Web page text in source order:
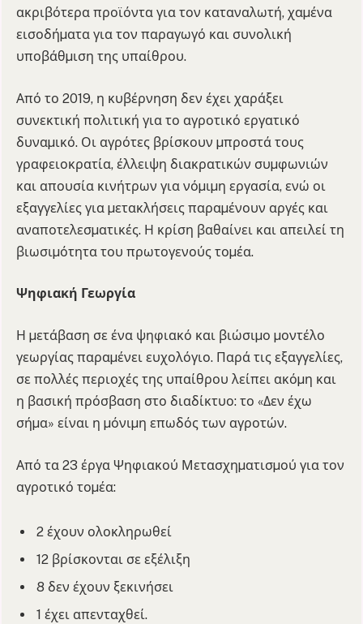
ακριβότερα προϊόντα για τον καταναλωτή, χαµένα
εισοδήµατα για τον παραγωγό και συνολική
υποβάθµιση της υπαίθρου.
Από το 2019, η κυβέρνηση δεν έχει χαράξει
συνεκτική πολιτική για το αγροτικό εργατικό
δυναµικό. Οι αγρότες βρίσκουν µπροστά τους
γραφειοκρατία, έλλειψη διακρατικών συµφωνιών
και απουσία κινήτρων για νόµιµη εργασία, ενώ οι
εξαγγελίες για µετακλήσεις παραµένουν αργές και
αναποτελεσµατικές. Η κρίση βαθαίνει και απειλεί τη
βιωσιµότητα του πρωτογενούς τοµέα.
Ψηφιακή Γεωργία
Η µετάβαση σε ένα ψηφιακό και βιώσιµο µοντέλο
γεωργίας παραµένει ευχολόγιο. Παρά τις εξαγγελίες,
σε πολλές περιοχές της υπαίθρου λείπει ακόµη και
η βασική πρόσβαση στο διαδίκτυο: το «Δεν έχω
σήµα» είναι η µόνιµη επωδός των αγροτών.
Από τα 23 έργα Ψηφιακού Μετασχηµατισµού για τον
αγροτικό τοµέα:
2 έχουν ολοκληρωθεί
12 βρίσκονται σε εξέλιξη
8 δεν έχουν ξεκινήσει
1 έχει απενταχθεί.